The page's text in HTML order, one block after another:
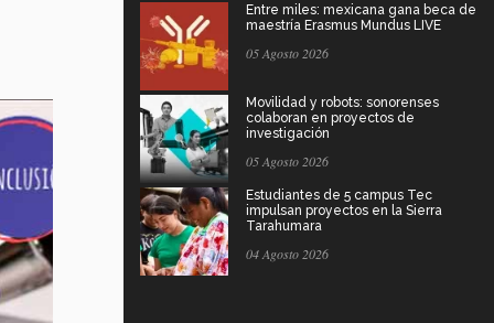
Entre miles: mexicana gana beca de
maestría Erasmus Mundus LIVE
05 Agosto 2026
Movilidad y robots: sonorenses
colaboran en proyectos de
investigación
05 Agosto 2026
Estudiantes de 5 campus Tec
impulsan proyectos en la Sierra
Tarahumara
04 Agosto 2026